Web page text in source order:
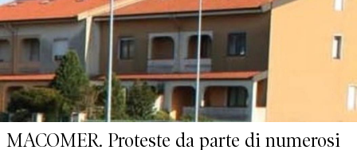
MACOMER. Proteste da parte di numerosi